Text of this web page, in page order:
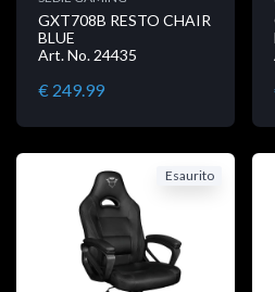
GXT708B RESTO CHAIR
BLUE
Art. No. 24435
€ 249.99
Esaurito